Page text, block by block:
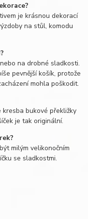
je krásnou dekorací
na stůl, komodu
na drobné sladkosti.
pevnější košík, protože
mohla poškodit.
kresba bukové překližky
je tak originální.
milým velikonočním
se sladkostmi.